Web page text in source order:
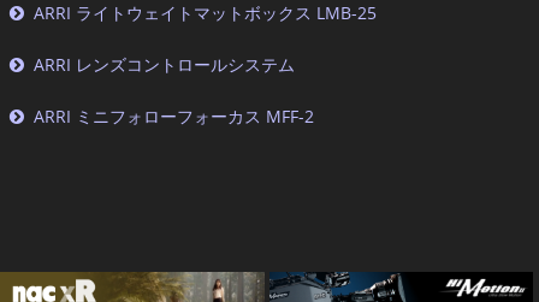
ARRI ライトウェイトマットボックス LMB-25
ARRI レンズコントロールシステム
ARRI ミニフォローフォーカス MFF-2